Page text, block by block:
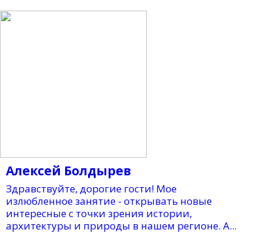
Алексей Болдырев
Здравствуйте, дорогие гости! Мое
излюбленное занятие - открывать новые
интересные с точки зрения истории,
архитектуры и природы в нашем регионе. А...